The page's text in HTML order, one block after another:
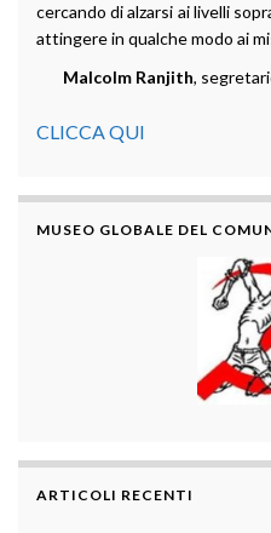
cercando di alzarsi ai livelli
attingere in qualche modo ai
Malcolm Ranjith,
CLICCA QUI
MUSEO GLOBALE DEL
ARTICOLI RECENTI